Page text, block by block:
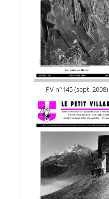
PV n°145 (sept. 2008)